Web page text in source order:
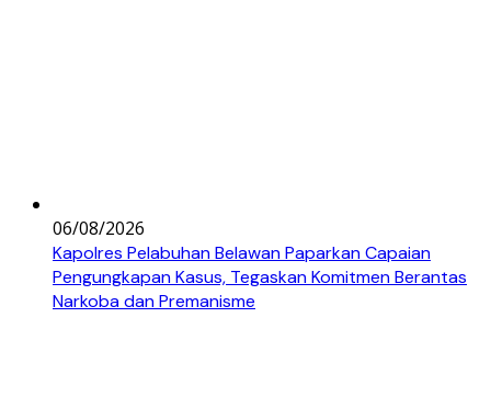
06/08/2026
Kapolres Pelabuhan Belawan Paparkan Capaian
Pengungkapan Kasus, Tegaskan Komitmen Berantas
Narkoba dan Premanisme